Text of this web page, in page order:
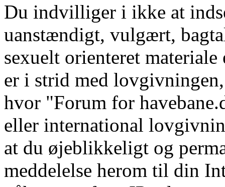
Du indvilliger i ikke at
uanstændigt, vulgært,
sexuelt orienteret
er i strid med
hvor "Forum for
eller international
at du øjeblikkeligt og
meddelelse herom til din